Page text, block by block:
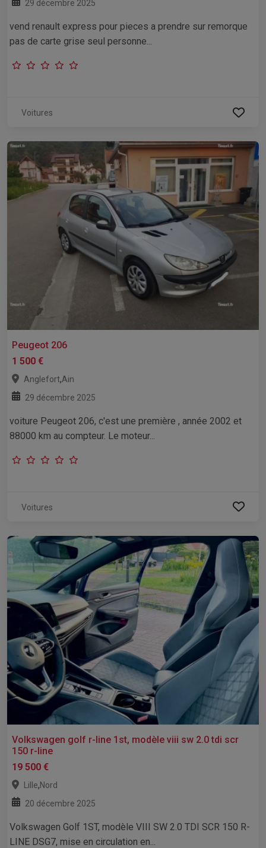
29 décembre 2025
vend renault express pour pieces a prendre sur remorque
pas de carte grise seul personne...
Voitures
Peugeot 206
1 500 €
Anglefort,Ain
29 décembre 2025
voiture Peugeot 206, c'est une première , année 2002 et
88000 km au compteur. Le moteur...
Voitures
Volkswagen golf r-line 1st, modèle viii sw 2.0 tdi scr
150 r-line
19 500 €
Lille,Nord
20 décembre 2025
Volkswagen Golf 1ST, modèle VIII SW 2.0 TDI SCR 150 R-
LINE DSG7, mise en circulation en...